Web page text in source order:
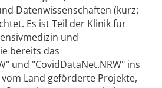
Datenwissenschaften (kurz:
Es ist Teil der Klinik für
und
bereits das
und "CovidDataNet.NRW" ins
Land geförderte Projekte,